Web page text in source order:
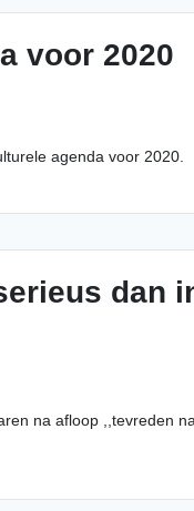
voor 2020
agenda voor 2020.
dan
na afloop ,,tevreden